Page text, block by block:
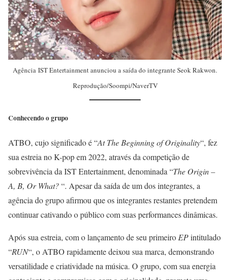
Agência IST Entertainment anunciou a saída do integrante Seok Rakwon.
Reprodução/Soompi/NaverTV
Conhecendoo grupo
ATBO, cujo significado é “At The Beginning of Originality“, fez
sua estreia no K-pop em 2022, através da competição de
sobrevivência da IST Entertainment, denominada “The Origin –
A, B, Or What?“. Apesar da saída de um dos integrantes, a
agência do grupo afirmou que os integrantes restantes pretendem
continuar cativando o público com suas performances dinâmicas.
Após sua estreia, com o lançamento de seu primeiro EPintitulado
“RUN“, o ATBO rapidamente deixou sua marca, demonstrando
versatilidade e criatividade na música. O grupo, com sua energia